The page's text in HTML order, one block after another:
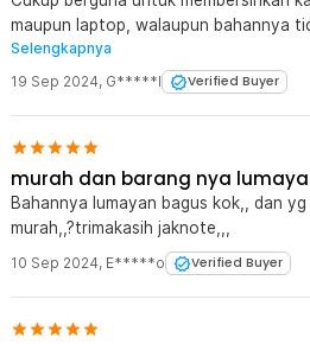
Kelengkapan Produk
Rincian yang Anda dapatkan untuk
1 x Kain Lap Kacamata Microfiber
Anti Gores 15cm - K-12
maupun laptop, walaupun bahannya
yanh dari optik.
Selengkapnya
19 Sep 2024, G*****l Verified Buyer
murah dan barang nya
Bahannya lumayan bagus kok,, dan
murah,,?trimakasih jaknote,,,
10 Sep 2024, E*****o Verified Buyer